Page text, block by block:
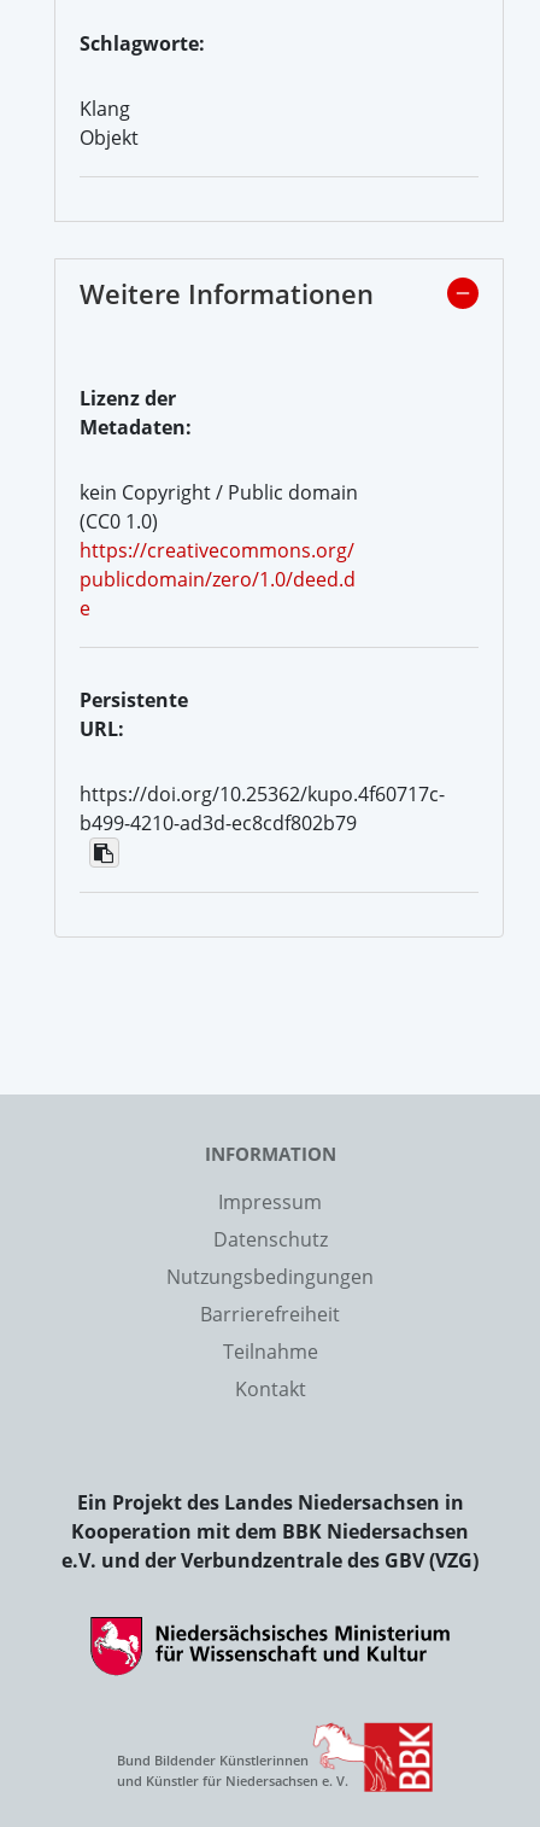
Schlagworte:
Klang
Objekt
Weitere Informationen
Lizenz der
Metadaten:
kein Copyright / Public domain
(CC0 1.0)
https://creativecommons.org/
publicdomain/zero/1.0/deed.d
e
Persistente
URL:
https://doi.org/10.25362/kupo.4f60717c-
b499-4210-ad3d-ec8cdf802b79
INFORMATION
Impressum
Datenschutz
Nutzungsbedingungen
Barrierefreiheit
Teilnahme
Kontakt
Ein Projekt des Landes Niedersachsen in
Kooperation mit dem BBK Niedersachsen
e.V. und der Verbundzentrale des GBV (VZG)
Bund Bildender Künstlerinnen
und Künstler für Niedersachsen e. V.